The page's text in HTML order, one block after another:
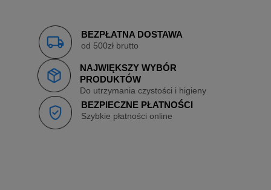
BEZPŁATNA DOSTAWA
od 500zł brutto
NAJWIĘKSZY WYBÓR
PRODUKTÓW
Do utrzymania czystości i higieny
BEZPIECZNE PŁATNOŚCI
Szybkie płatności online